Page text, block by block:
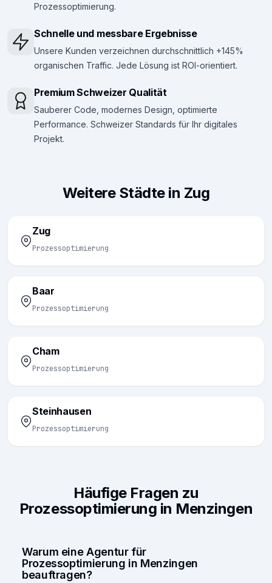
Prozessoptimierung.
Schnelle und messbare Ergebnisse
Unsere Kunden verzeichnen durchschnittlich +145%
organischen Traffic. Jede Lösung ist ROI-orientiert.
Premium Schweizer Qualität
Sauberer Code, modernes Design, optimierte
Performance. Schweizer Standards für Ihr digitales
Projekt.
Weitere Städte in Zug
Zug
Prozessoptimierung
Baar
Prozessoptimierung
Cham
Prozessoptimierung
Steinhausen
Prozessoptimierung
Häufige Fragen zu
Prozessoptimierung in Menzingen
Warum eine Agentur für
Prozessoptimierung in Menzingen
beauftragen?